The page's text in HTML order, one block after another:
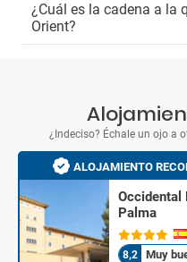
¿Cuál es la cadena a la
Orient?
¿Indeciso? Échale un ojo a
ALOJAMIENTO
Occidental
Palma
8,2
Muy